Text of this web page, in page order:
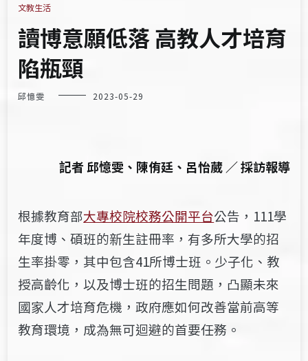
文教生活
讀博意願低落 高教人才培育
陷瓶頸
邱憶雯 2023-05-29
記者 邱憶雯、陳侑廷、呂怡葳 ／ 採訪報導
根據教育部大專校院校務公開平台公告，111學
年度博、碩班的新生註冊率，有多所大學的招
生率掛零，其中包含41所博士班。少子化、教
授高齡化，以及博士班的招生問題，凸顯未來
國家人才培育危機，政府應如何改善當前高等
教育環境，成為無可迴避的首要任務。